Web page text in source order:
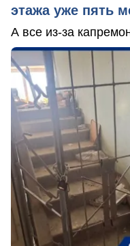
этажа уже пять
А все из-за